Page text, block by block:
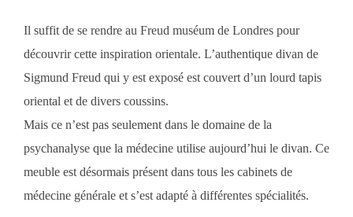
Il suffit de se rendre au Freud muséum de Londres pour
découvrir cette inspiration orientale. L’authentique divan de
Sigmund Freud qui y est exposé est couvert d’un lourd tapis
oriental et de divers coussins.
Mais ce n’est pas seulement dans le domaine de la
psychanalyse que la médecine utilise aujourd’hui le divan. Ce
meuble est désormais présent dans tous les cabinets de
médecine générale et s’est adapté à différentes spécialités.